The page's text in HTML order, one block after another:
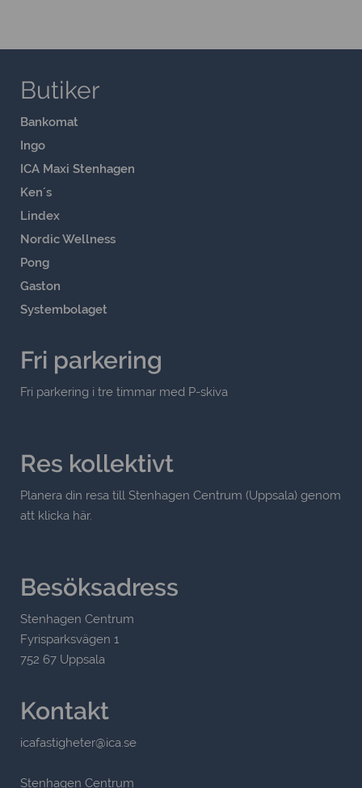
Butiker
Bankomat
Ingo
ICA Maxi Stenhagen
Ken´s
Lindex
Nordic Wellness
Pong
Gaston
Systembolaget
Fri parkering
Fri parkering i tre timmar med P-skiva
Res kollektivt
Planera din resa till Stenhagen Centrum (Uppsala) genom
att klicka här.
Besöksadress
Stenhagen Centrum
Fyrisparksvägen 1
752 67 Uppsala
Kontakt
icafastigheter@ica.se
Stenhagen Centrum